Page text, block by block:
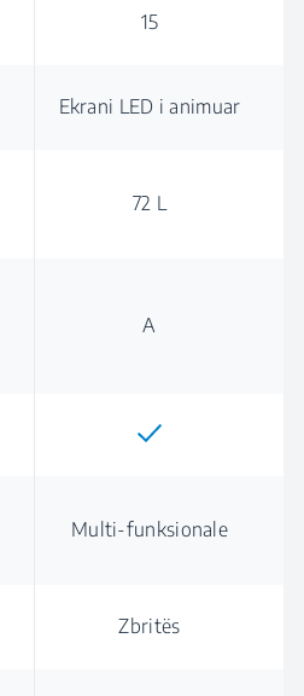
15
Ekrani LED i animuar
72 L
A
Multi-funksionale
Zbritës